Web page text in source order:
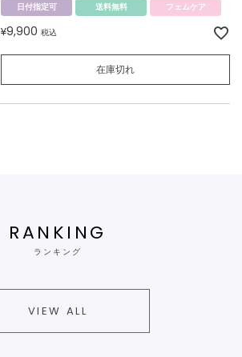
日付指定可 送料無料 フェムケア
¥9,900 税込
在庫切れ
RANKING
ランキング
VIEW ALL